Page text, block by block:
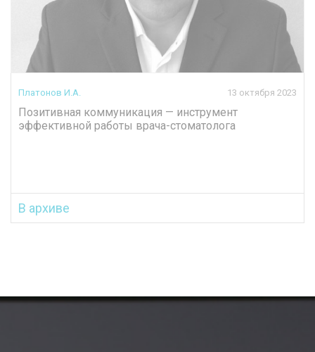
Платонов И.А. 13 октября 2023
Позитивная коммуникация — инструмент
эффективной работы врача-стоматолога
В архиве